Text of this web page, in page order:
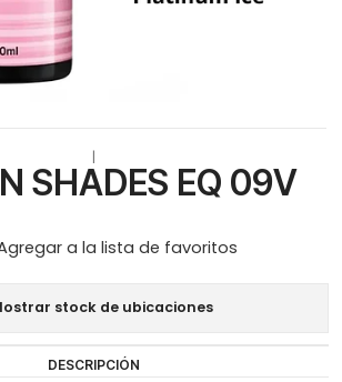
SHADES EQ 09V
a la lista de favoritos
stock de ubicaciones
DESCRIPCIÓN